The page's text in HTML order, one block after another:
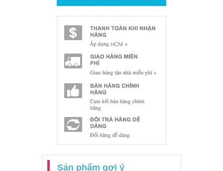
Sản phẩm gợi ý